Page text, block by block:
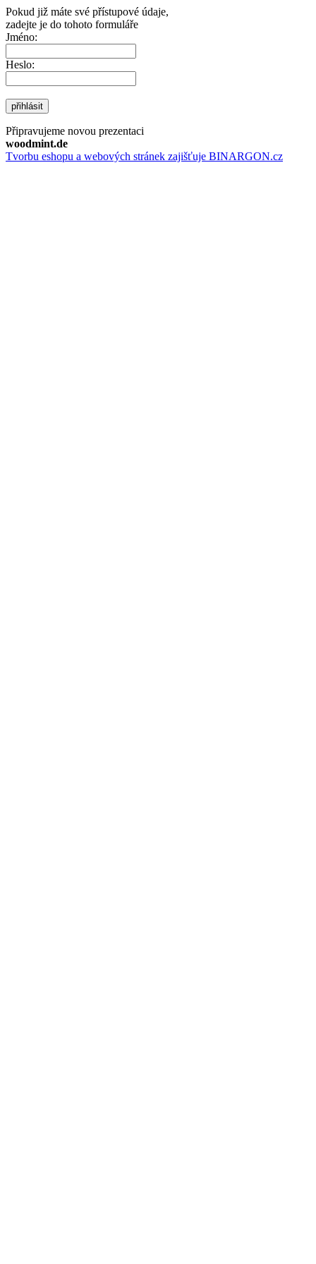
Pokud již máte své přístupové údaje,
zadejte je do tohoto formuláře
Jméno:
Heslo:
přihlásit
Připravujeme novou prezentaci
woodmint.de
Tvorbu eshopu a webových stránek zajišťuje BINARGON.cz